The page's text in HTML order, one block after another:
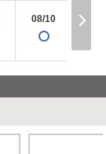
08/10